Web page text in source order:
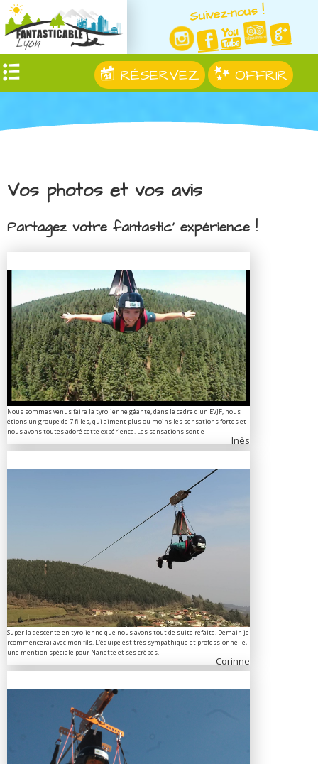
Suivez-nous !
RÉSERVEZ OFFRIR
Vos photos et vos avis
Partagez votre fantastic' expérience !
Nous sommes venus faire la tyrolienne géante, dans le cadre d'un EVJF, nous
étions un groupe de 7 filles, qui aiment plus ou moins les sensations fortes et
nous avons toutes adoré cette expérience. Les sensations sont e
Inès
Super la descente en tyrolienne que nous avons tout de suite refaite. Demain je
rcommencerai avec mon fils. L'équipe est trés sympathique et professionnelle,
une mention spéciale pour Nanette et ses crêpes.
Corinne